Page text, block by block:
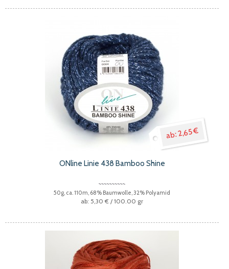
2,65 €
ONline Linie 438 Bamboo Shine
50g, ca. 110m, 68% Baumwolle, 32% Polyamid
5,30 € / 100.00 gr